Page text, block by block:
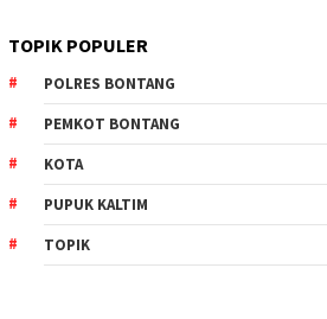
TOPIK POPULER
POLRES BONTANG
PEMKOT BONTANG
KOTA
PUPUK KALTIM
TOPIK